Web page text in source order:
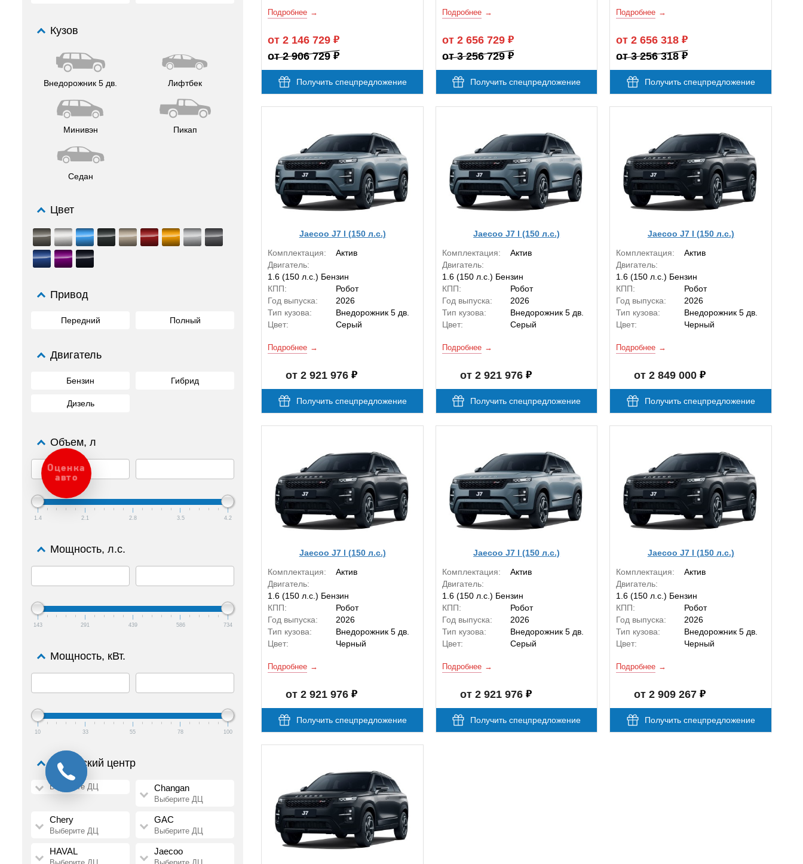
Дилерский центр
Выберите ДЦ Changan
Выберите ДЦ
Chery
Выберите ДЦ
GAC
Выберите ДЦ
HAVAL Jaecoo
Кузов
Внедорожник 5 дв. Лифтбек
Минивэн Пикап
Седан
Цвет
Привод
Передний Полный
Двигатель
Бензин Гибрид
Дизель
Объем, л
1.4 2.1 2.8 3.5 4.2
Мощность, л.с.
143 291 439 586 734
Мощность, кВт.
10 33 55 78 100
Подробнее
от 2 146 729
от 2 906 729
Получить спецпредложение
Подробнее
от 2 656 729
от 3 256 729
Получить спецпредложение
Подробнее
от 2 656 318
от 3 256 318
Получить спецпредложение
Jaecoo J7 I (150 л.с.)
Комплектация:
Актив
Двигатель:
1.6 (150 л.с.) Бензин
КПП:
Робот
Год выпуска:
2026
Тип кузова:
Внедорожник 5 дв.
Цвет:
Серый
Подробнее
от 2 921 976
Получить спецпредложение
Jaecoo J7 I (150 л.с.)
Комплектация:
Актив
Двигатель:
1.6 (150 л.с.) Бензин
КПП:
Робот
Год выпуска:
2026
Тип кузова:
Внедорожник 5 дв.
Цвет:
Серый
Подробнее
от 2 921 976
Получить спецпредложение
Jaecoo J7 I (150 л.с.)
Комплектация:
Актив
Двигатель:
1.6 (150 л.с.) Бензин
КПП:
Робот
Год выпуска:
2026
Тип кузова:
Внедорожник 5 дв.
Цвет:
Черный
Подробнее
от 2 849 000
Получить спецпредложение
Jaecoo J7 I (150 л.с.)
Комплектация:
Актив
Двигатель:
1.6 (150 л.с.) Бензин
КПП:
Робот
Год выпуска:
2026
Тип кузова:
Внедорожник 5 дв.
Цвет:
Черный
Подробнее
от 2 921 976
Получить спецпредложение
Jaecoo J7 I (150 л.с.)
Комплектация:
Актив
Двигатель:
1.6 (150 л.с.) Бензин
КПП:
Робот
Год выпуска:
2026
Тип кузова:
Внедорожник 5 дв.
Цвет:
Серый
Подробнее
от 2 921 976
Получить спецпредложение
Jaecoo J7 I (150 л.с.)
Комплектация:
Актив
Двигатель:
1.6 (150 л.с.) Бензин
КПП:
Робот
Год выпуска:
2026
Тип кузова:
Внедорожник 5 дв.
Цвет:
Черный
Подробнее
от 2 909 267
Получить спецпредложение
Оценка
авто